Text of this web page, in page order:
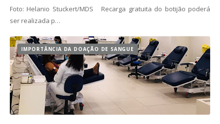
Foto: Helanio Stuckert/MDS Recarga gratuita do botijão poderá
ser realizada p…
IMPORTÂNCIA DA DOAÇÃO DE SANGUE